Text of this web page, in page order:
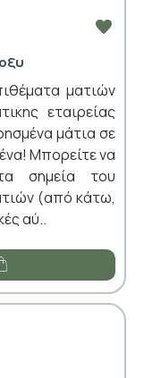
ματιών
εταιρείας
μάτια σε
Μπορείτε να
σημεία του
(από κάτω,
αύ..